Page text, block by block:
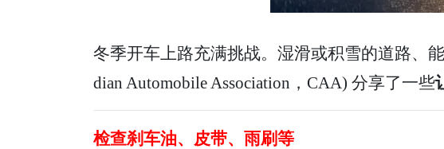
冬季开车上路充满挑战。湿滑或积雪的道路、
dian Automobile Association，CAA) 分享了一些
检查刹车油、皮带、雨刷等